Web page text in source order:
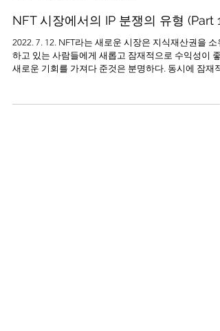
NFT 시장에서의 IP 분쟁의 유형 (Part 1)
2022. 7. 12. NFT라는 새로운 시장은 지식재산권을 소
하고 있는 사람들에게 새롭고 잠재적으로 수익성이 좋
새로운 기회를 가져다 준것은 분명하다. 동시에 잠재